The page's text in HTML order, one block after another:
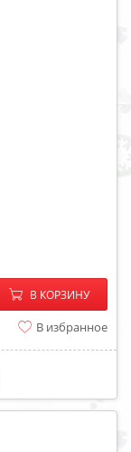
− +
В КОРЗИНУ
В избранное